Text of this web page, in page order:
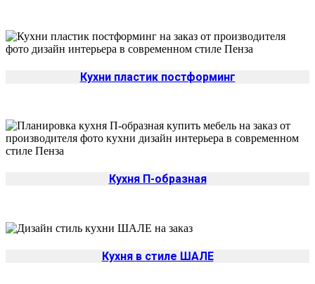
Кухни пластик постформинг
Кухня П-образная
Кухня в стиле ШАЛЕ